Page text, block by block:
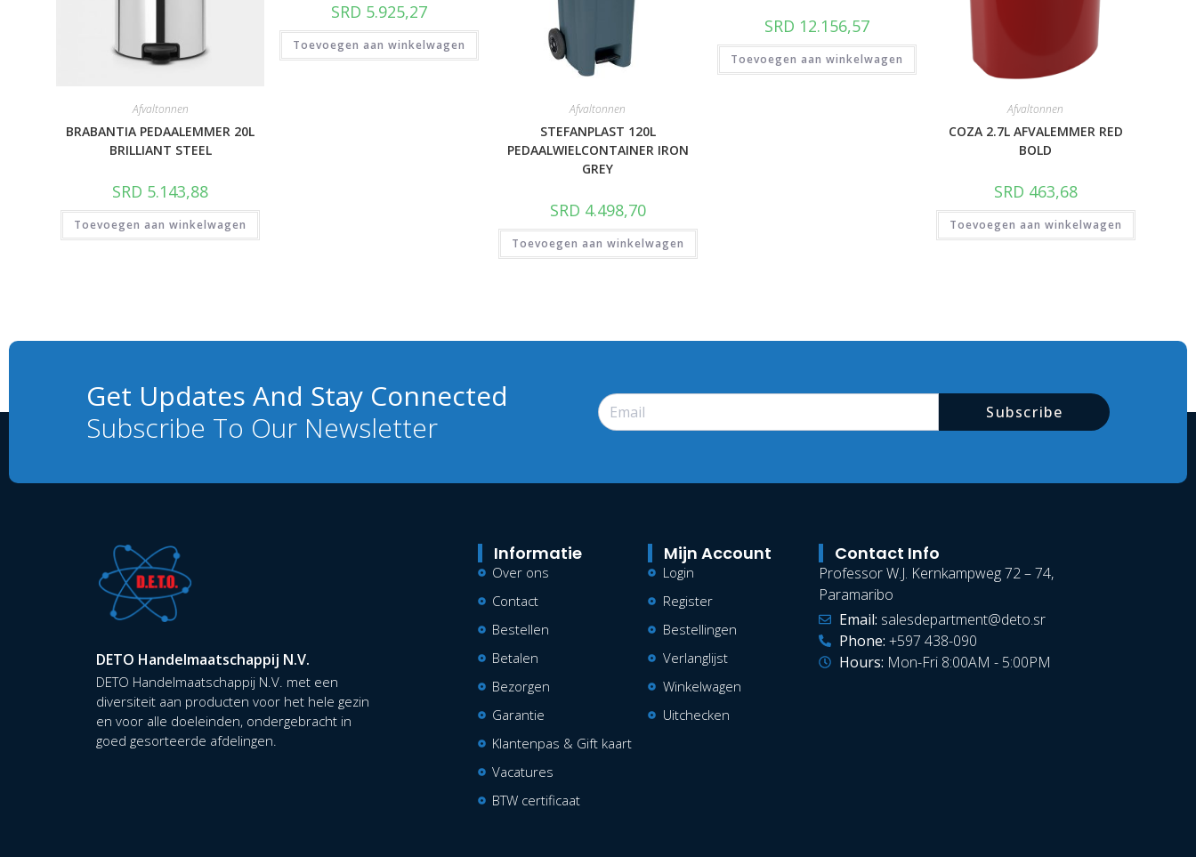
Afvaltonnen
BRABANTIA PEDAALEMMER 20L
BRILLIANT STEEL
SRD 5.143,88
Toevoegen aan winkelwagen
SRD 5.925,27
Toevoegen aan winkelwagen
Afvaltonnen
STEFANPLAST 120L
PEDAALWIELCONTAINER IRON
GREY
SRD 4.498,70
Toevoegen aan winkelwagen
SRD 12.156,57
Toevoegen aan winkelwagen
Afvaltonnen
COZA 2.7L AFVALEMMER RED
BOLD
SRD 463,68
Toevoegen aan winkelwagen
Get Updates And Stay Connected
Subscribe To Our Newsletter
Subscribe
DETO Handelmaatschappij N.V.
DETO Handelmaatschappij N.V. met een
diversiteit aan producten voor het hele gezin
en voor alle doeleinden, ondergebracht in
goed gesorteerde afdelingen.
Informatie
Over ons
Contact
Bestellen
Betalen
Bezorgen
Garantie
Klantenpas & Gift kaart
Vacatures
BTW certificaat
Mijn Account
Login
Register
Bestellingen
Verlanglijst
Winkelwagen
Uitchecken
Contact Info
Professor W.J. Kernkampweg 72 – 74,
Paramaribo
Email: salesdepartment@deto.sr
Phone: +597 438-090
Hours: Mon-Fri 8:00AM - 5:00PM